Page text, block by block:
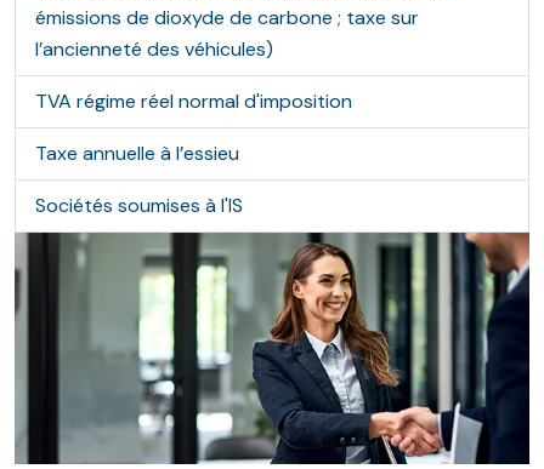
émissions de dioxyde de carbone ; taxe sur
l’ancienneté des véhicules)
TVA régime réel normal d'imposition
Taxe annuelle à l’essieu
Sociétés soumises à l'IS